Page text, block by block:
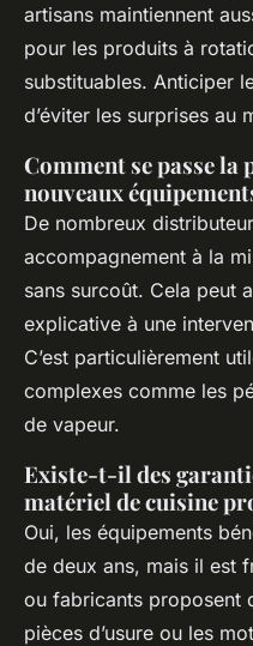
artisans maintiennent
pour les produits à
substituables. Anticiper
d’éviter les surprises au
Comment se passe la
nouveaux
De nombreux
accompagnement à la
sans surcoût. Cela peut
explicative à une
C’est particulièrement
complexes comme les
de vapeur.
Existe-t-il des
matériel de cuisine
Oui, les équipements
de deux ans, mais il est
ou fabricants proposent
pièces d’usure ou les